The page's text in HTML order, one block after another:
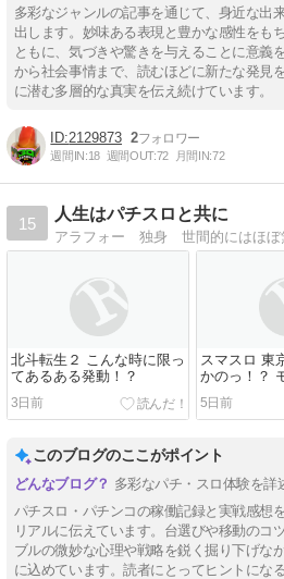
多彩なジャンルの記事を通じて、身近な出
出します。妙味ある表現と豊かな感性をも
ともに、気づきや驚きを与えることに意義
から社会事情まで、読むほどに新たな発見
に潜む多層的な真実を伝え続けています。
2129873 2
週間IN:18 週間OUT:72 月間IN:72
15
人生はパチスロと共に
北斗転生２ こんな時に限っ
てあるある発動！？
3日前
スマスロ 東
かのっ！？
かったからこ
5日前
このブログのここがポイント
多彩なパチ・スロ体験を詳
パチスロ・パチンコの稼働記録と実戦感想
リアルに伝えています。台選びや移動のコ
ブルの微妙な心理や戦略を鋭く掘り下げな
に込めています。読者にとってヒントにな